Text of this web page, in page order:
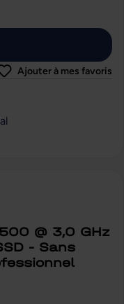
Ajouter à mes favoris
@ 3,0 GHz
- Sans